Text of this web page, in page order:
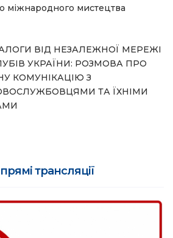
міжнародного мистецтва
ВІД НЕЗАЛЕЖНОЇ МЕРЕЖІ
УКРАЇНИ: РОЗМОВА ПРО
КОМУНІКАЦІЮ З
ТА ЇХНІМИ
прямі трансляції